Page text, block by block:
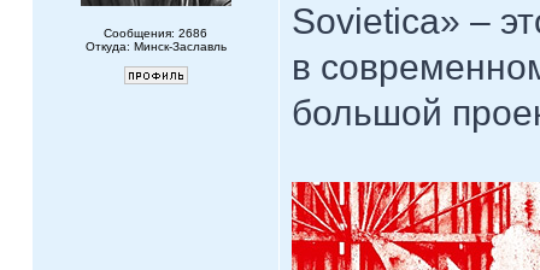
Сообщения: 2686
Откуда: Минск-Заславль
Sovietica» ‒
в
большой